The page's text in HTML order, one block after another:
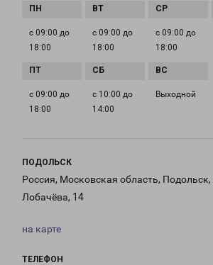
с 09:00 до
18:00
с 09:00 до
18:00
с 09:00 до
18:00
с 09:00 до
18:00
с 10:00 до
14:00
Выходной
ПОДОЛЬСК
Россия, Московская область, Подольск,
Лобачёва, 14
на карте
ТЕЛЕФОН